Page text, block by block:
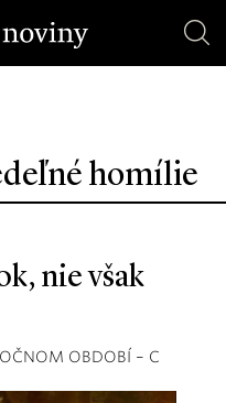
homílie
nie však
OBDOBÍ – C